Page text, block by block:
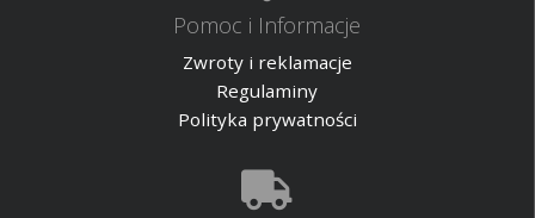
Pomoc i Informacje
Zwroty i reklamacje
Regulaminy
Polityka prywatności